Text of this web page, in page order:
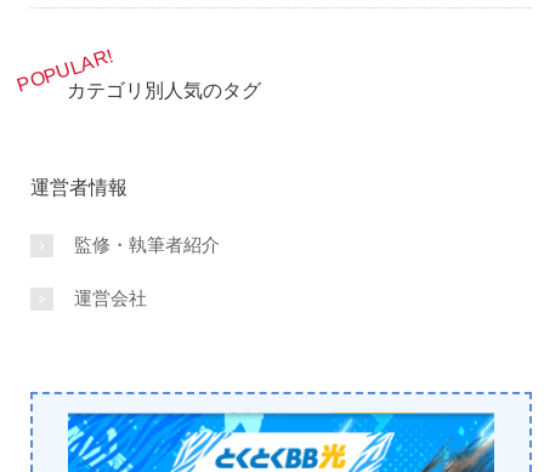
カテゴリ別人気のタグ
運営者情報
監修・執筆者紹介
運営会社